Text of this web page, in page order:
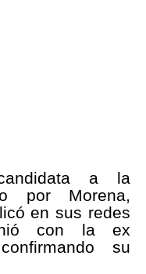
a la
por Morena,
en sus redes
con la ex
su